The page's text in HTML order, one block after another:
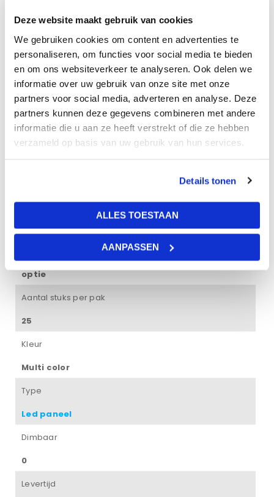
Deze website maakt gebruik van cookies
We gebruiken cookies om content en advertenties te
personaliseren, om functies voor social media te bieden
en om ons websiteverkeer te analyseren. Ook delen we
informatie over uw gebruik van onze site met onze
partners voor social media, adverteren en analyse. Deze
partners kunnen deze gegevens combineren met andere
informatie die u aan ze heeft verstrekt of die ze hebben
verzameld op basis van uw gebruik van hun services.
Details tonen
ALLES TOESTAAN
AANPASSEN
platen.
Desgewenst kunnen wij de installatie voor u regelen. Wij
werken met installateurs met veel plafondervaring en zij
kunnen uw wolkenplafond snel en vakkundig installeren.
Kleur
Multi color
Lumen
3600 lumen per stuk
optie
Aantal stuks per pak
25
Kleur
Multi color
Type
Led paneel
Dimbaar
0
Levertijd